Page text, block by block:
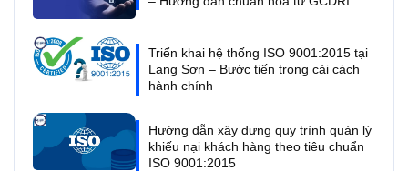
Triển khai hệ thống ISO 9001:2015 tại
Lạng Sơn – Bước tiến trong cải cách
hành chính
Hướng dẫn xây dựng quy trình quản lý
khiếu nại khách hàng theo tiêu chuẩn
ISO 9001:2015